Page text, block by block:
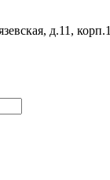
д.11, корп.1